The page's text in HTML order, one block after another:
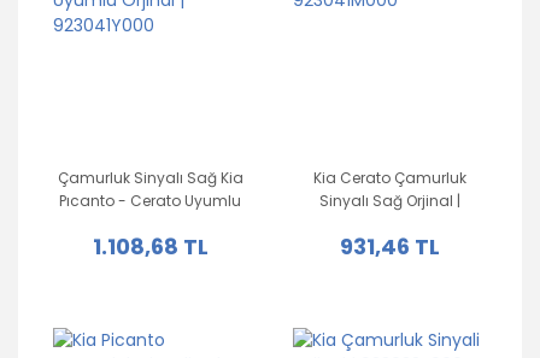
Çamurluk Sinyalı Sağ Kia
Pıcanto - Cerato Uyumlu
1.108,68 TL
Kia Cerato Çamurluk
Sinyalı Sağ Orjinal |
931,46 TL